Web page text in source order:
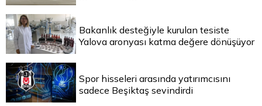
Bakanlık desteğiyle kurulan tesiste
Yalova aronyası katma değere dönüşüyor
Spor hisseleri arasında yatırımcısını
sadece Beşiktaş sevindirdi